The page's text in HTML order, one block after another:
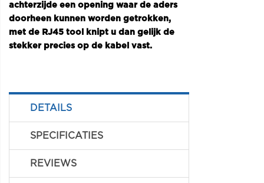
achterzijde een opening waar de aders
doorheen kunnen worden getrokken,
met de RJ45 tool knipt u dan gelijk de
stekker precies op de kabel vast.
DETAILS
SPECIFICATIES
REVIEWS